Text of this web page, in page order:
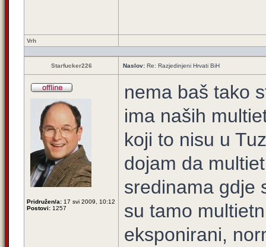
Vrh
Starfucker226 Naslov: Re: Razjedinjeni Hrvati BiH
Pridružen/a: 17 svi 2009, 10:12
Postovi: 1257
nema baš tako
ima naših
koji to nisu u
dojam da
sredinama gdje
su tamo
eksponirani,